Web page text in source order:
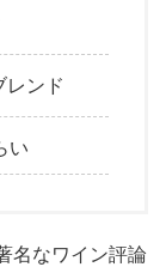
ンド
い
名なワイン評論